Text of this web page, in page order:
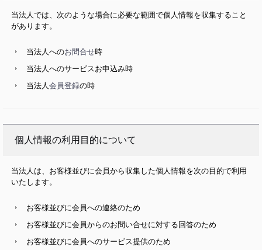
当法人では、次のような場合に必要な範囲で個人情報を収集すること
があります。
当法人へのお問合せ時
当法人へのサービスお申込み時
当法人会員登録の時
個人情報の利用目的について
当法人は、お客様並びに会員から収集した個人情報を次の目的で利用
いたします。
お客様並びに会員への連絡のため
お客様並びに会員からのお問い合せに対する回答のため
お客様並びに会員へのサービス提供のため